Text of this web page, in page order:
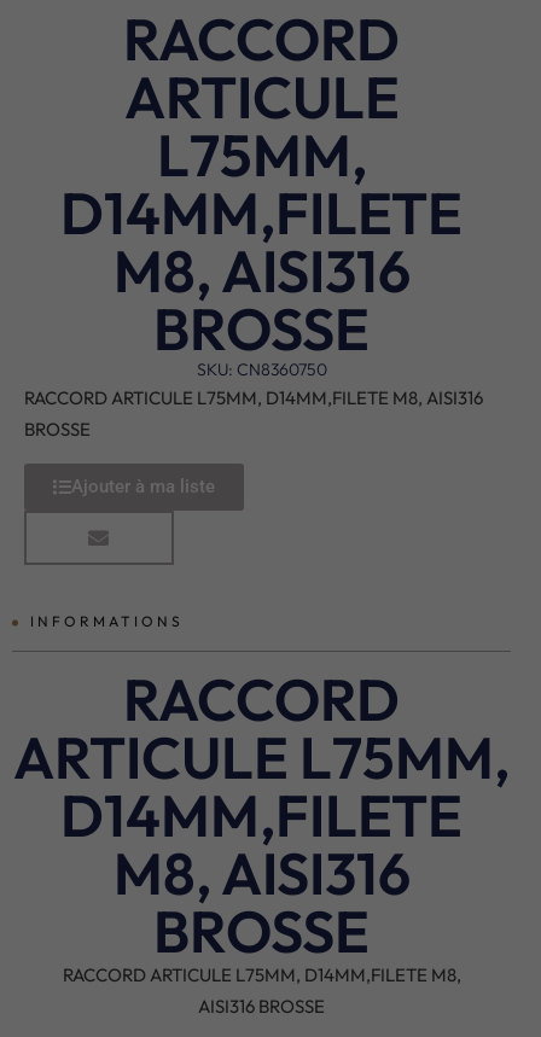
RACCORD
ARTICULE
L75MM,
D14MM,FILETE
M8, AISI316
BROSSE
SKU: CN8360750
RACCORD ARTICULE L75MM, D14MM,FILETE M8, AISI316
BROSSE
Ajouter à ma liste
INFORMATIONS
RACCORD
ARTICULE L75MM,
D14MM,FILETE
M8, AISI316
BROSSE
RACCORD ARTICULE L75MM, D14MM,FILETE M8,
AISI316 BROSSE